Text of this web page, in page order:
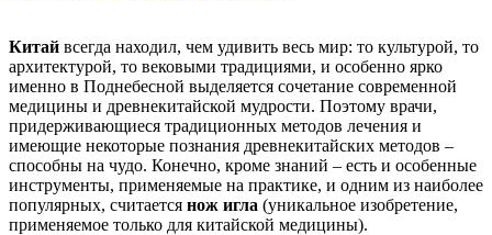
Китай всегда находил, чем удивить весь мир: то культурой, то
архитектурой, то вековыми традициями, и особенно ярко
именно в Поднебесной выделяется сочетание современной
медицины и древнекитайской мудрости. Поэтому врачи,
придерживающиеся традиционных методов лечения и
имеющие некоторые познания древнекитайских методов –
способны на чудо. Конечно, кроме знаний – есть и особенные
инструменты, применяемые на практике, и одним из наиболее
популярных, считается нож игла (уникальное изобретение,
применяемое только для китайской медицины).